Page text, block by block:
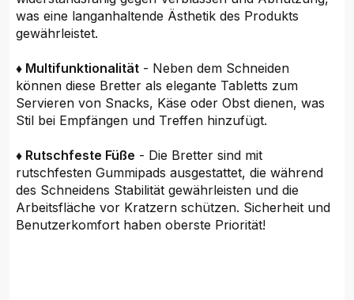
was eine langanhaltende Ästhetik des Produkts
gewährleistet.
♦ Multifunktionalität - Neben dem Schneiden
können diese Bretter als elegante Tabletts zum
Servieren von Snacks, Käse oder Obst dienen, was
Stil bei Empfängen und Treffen hinzufügt.
♦ Rutschfeste Füße - Die Bretter sind mit
rutschfesten Gummipads ausgestattet, die während
des Schneidens Stabilität gewährleisten und die
Arbeitsfläche vor Kratzern schützen. Sicherheit und
Benutzerkomfort haben oberste Priorität!